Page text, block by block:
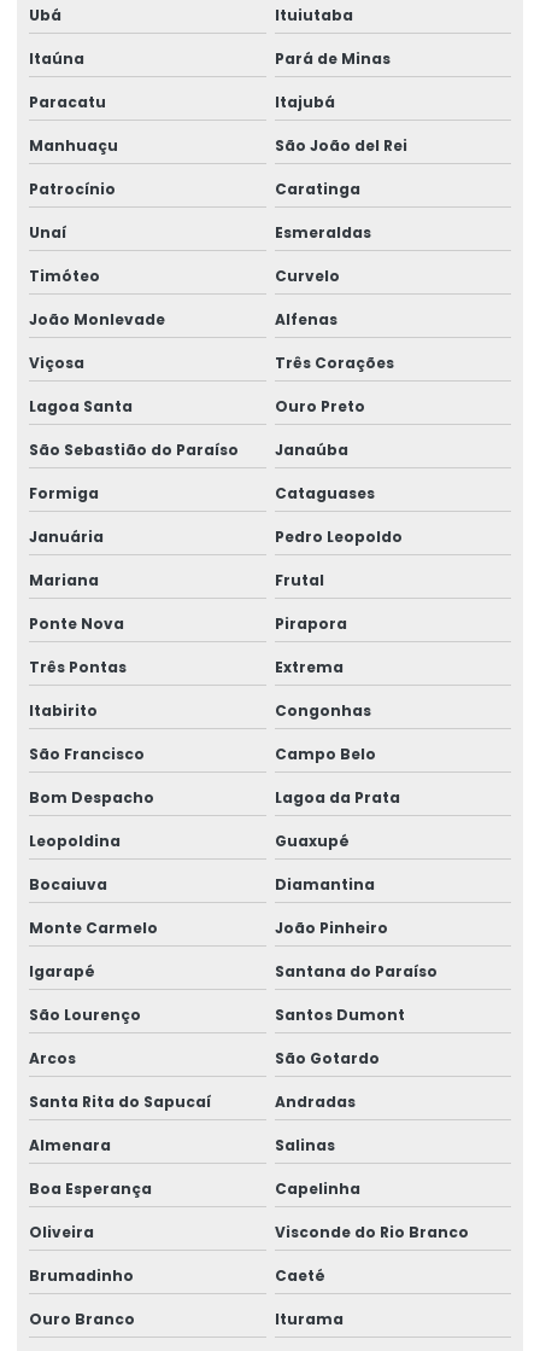
Ubá Ituiutaba
Itaúna Pará de Minas
Paracatu Itajubá
Manhuaçu São João del Rei
Patrocínio Caratinga
Unaí Esmeraldas
Timóteo Curvelo
João Monlevade Alfenas
Viçosa Três Corações
Lagoa Santa Ouro Preto
São Sebastião do Paraíso Janaúba
Formiga Cataguases
Januária Pedro Leopoldo
Mariana Frutal
Ponte Nova Pirapora
Três Pontas Extrema
Itabirito Congonhas
São Francisco Campo Belo
Bom Despacho Lagoa da Prata
Leopoldina Guaxupé
Bocaiuva Diamantina
Monte Carmelo João Pinheiro
Igarapé Santana do Paraíso
São Lourenço Santos Dumont
Arcos São Gotardo
Santa Rita do Sapucaí Andradas
Almenara Salinas
Boa Esperança Capelinha
Oliveira Visconde do Rio Branco
Brumadinho Caeté
Ouro Branco Iturama